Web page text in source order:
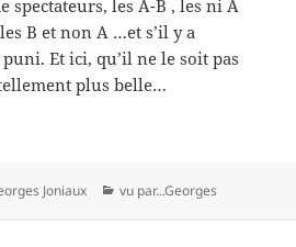
spectateurs, les A-B , les ni A
B et non A …et s’il y a
Et ici, qu’il ne le soit pas
plus belle…
Joniaux Catégories
vu par...Georges